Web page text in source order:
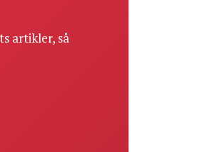
artikler, så